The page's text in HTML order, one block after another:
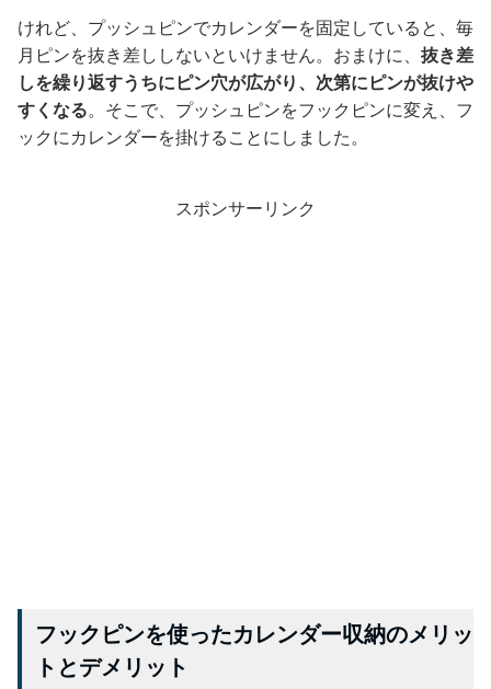
けれど、プッシュピンでカレンダーを固定していると、毎
月ピンを抜き差ししないといけません。おまけに、 抜き差
しを繰り返すうちにピン穴が広がり、次第にピンが抜けや
すくなる。そこで、プッシュピンをフックピンに変え、フ
ックにカレンダーを掛けることにしました。
スポンサーリンク
フックピンを使ったカレンダー収納のメリッ
トとデメリット